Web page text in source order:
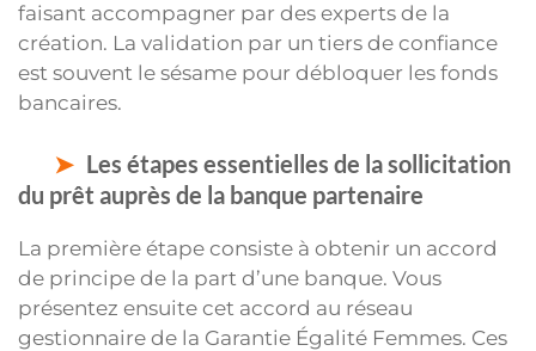
faisant accompagner par des experts de la
création. La validation par un tiers de confiance
est souvent le sésame pour débloquer les fonds
bancaires.
Les étapes essentielles de la sollicitation
du prêt auprès de la banque partenaire
La première étape consiste à obtenir un accord
de principe de la part d’une banque. Vous
présentez ensuite cet accord au réseau
gestionnaire de la Garantie Égalité Femmes. Ces